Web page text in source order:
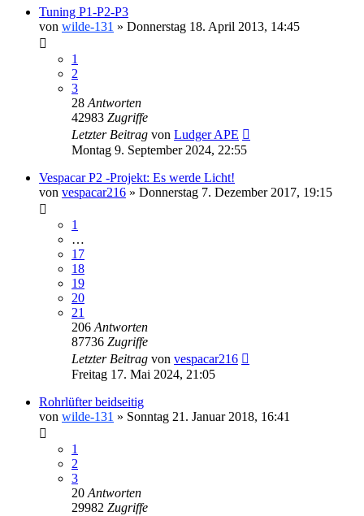
Tuning P1-P2-P3
von wilde-131 » Donnerstag 18. April 2013, 14:45
1
2
3
28 Antworten
42983 Zugriffe
Letzter Beitrag von Ludger APE
Montag 9. September 2024, 22:55
Vespacar P2 -Projekt: Es werde Licht!
von vespacar216 » Donnerstag 7. Dezember 2017, 19:15
1
…
17
18
19
20
21
206 Antworten
87736 Zugriffe
Letzter Beitrag von vespacar216
Freitag 17. Mai 2024, 21:05
Rohrlüfter beidseitig
von wilde-131 » Sonntag 21. Januar 2018, 16:41
1
2
3
20 Antworten
29982 Zugriffe